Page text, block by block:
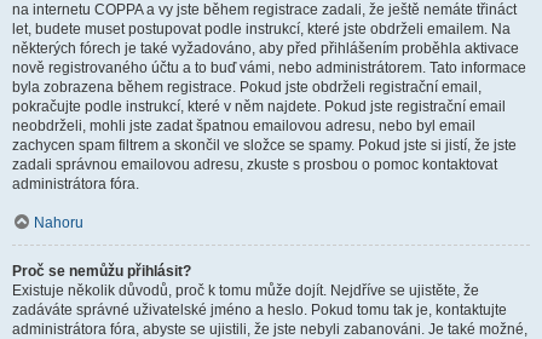
na internetu COPPA a vy jste během registrace zadali, že ještě nemáte třináct
let, budete muset postupovat podle instrukcí, které jste obdrželi emailem. Na
některých fórech je také vyžadováno, aby před přihlášením proběhla aktivace
nově registrovaného účtu a to buď vámi, nebo administrátorem. Tato informace
byla zobrazena během registrace. Pokud jste obdrželi registrační email,
pokračujte podle instrukcí, které v něm najdete. Pokud jste registrační email
neobdrželi, mohli jste zadat špatnou emailovou adresu, nebo byl email
zachycen spam filtrem a skončil ve složce se spamy. Pokud jste si jistí, že jste
zadali správnou emailovou adresu, zkuste s prosbou o pomoc kontaktovat
administrátora fóra.
Nahoru
Proč se nemůžu přihlásit?
Existuje několik důvodů, proč k tomu může dojít. Nejdříve se ujistěte, že
zadáváte správné uživatelské jméno a heslo. Pokud tomu tak je, kontaktujte
administrátora fóra, abyste se ujistili, že jste nebyli zabanováni. Je také možné,